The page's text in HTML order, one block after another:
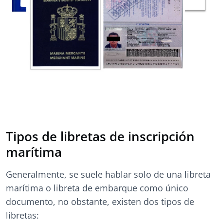
Tipos de libretas de inscripción
marítima
Generalmente, se suele hablar solo de una libreta
marítima o libreta de embarque como único
documento, no obstante, existen dos tipos de
libretas: